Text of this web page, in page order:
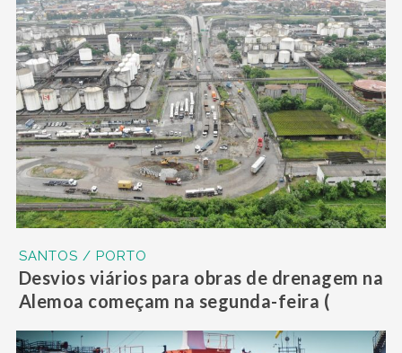
SANTOS / PORTO
Desvios viários para obras de drenagem na
Alemoa começam na segunda-feira (